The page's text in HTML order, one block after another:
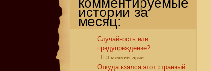
комментируемые
истории за
месяц:
Случайность или
предупреждение?
3 комментария
Откуда взялся этот странный